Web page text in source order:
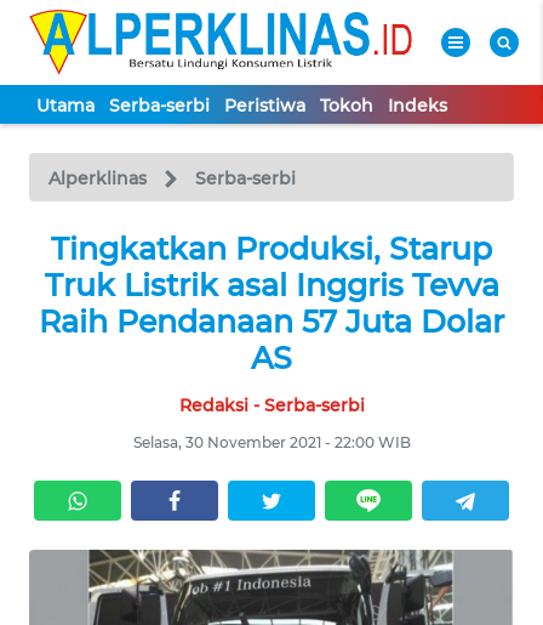
Utama Serba-serbi Peristiwa Tokoh Indeks
Alperklinas Serba-serbi
Tingkatkan Produksi, Starup
Truk Listrik asal Inggris Tevva
Raih Pendanaan 57 Juta Dolar
AS
Redaksi - Serba-serbi
Selasa, 30 November 2021 - 22:00 WIB
TV
Tutup
UTAMA
SERBA-
SERBI
TOKOH
INDEKS